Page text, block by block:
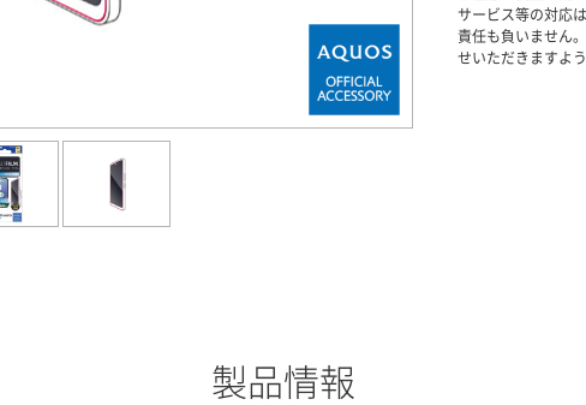
サービス等の対応
責任も負いません
せいただきますよ
製品情報